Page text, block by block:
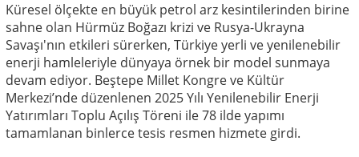
Küresel ölçekte en büyük petrol arz kesintilerinden birine
sahne olan Hürmüz Boğazı krizi ve Rusya-Ukrayna
Savaşı'nın etkileri sürerken, Türkiye yerli ve yenilenebilir
enerji hamleleriyle dünyaya örnek bir model sunmaya
devam ediyor. Beştepe Millet Kongre ve Kültür
Merkezi’nde düzenlenen 2025 Yılı Yenilenebilir Enerji
Yatırımları Toplu Açılış Töreni ile 78 ilde yapımı
tamamlanan binlerce tesis resmen hizmete girdi.